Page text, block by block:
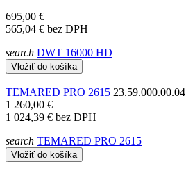
695,00 €
565,04 € bez DPH
search DWT 16000 HD
Vložiť do košíka
TEMARED PRO 2615 23.59.000.00.04
1 260,00 €
1 024,39 € bez DPH
search TEMARED PRO 2615
Vložiť do košíka